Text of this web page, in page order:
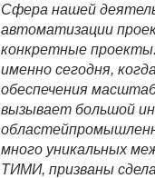
Сфера нашей
автоматизации
конкретные
именно сегодня,
обеспечения
вызывает большой
много уникальных
ТИМИ, призваны